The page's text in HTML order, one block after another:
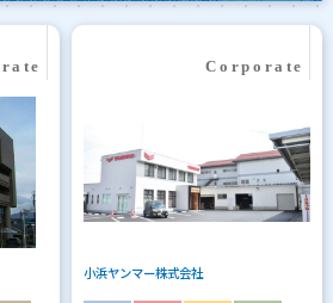
小浜ヤンマー株式会社